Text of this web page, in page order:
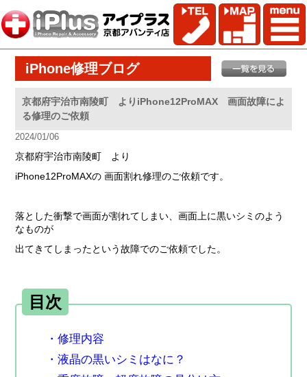
iPhone修理ブログ
京都府宇治市南陵町 よりiPhone12ProMAX 画面故障によ
る修理のご依頼
2024/01/06
京都府宇治市南陵町 より
iPhone12ProMAXの 画面割れ修理のご依頼です。
落とした衝撃で画面が割れてしまい、画面上に黒いシミのよう
なものが
出てきてしまったという故障でのご依頼でした。
目次
・修理内容
・液晶の黒いシミはなに？